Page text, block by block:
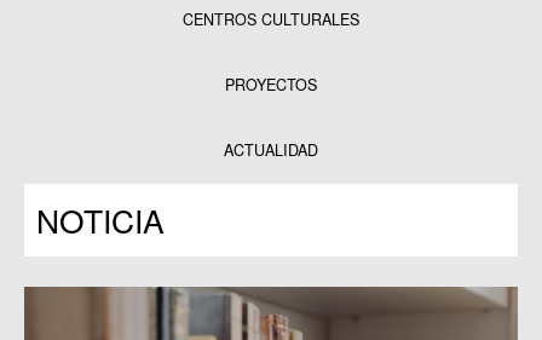
CENTROS CULTURALES
PROYECTOS
Programas
ACTUALIDAD
NOTICIA